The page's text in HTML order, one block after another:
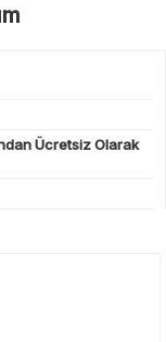
Ücretsiz Olarak